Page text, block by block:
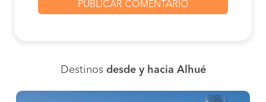
Destinos desde y hacia Alhué